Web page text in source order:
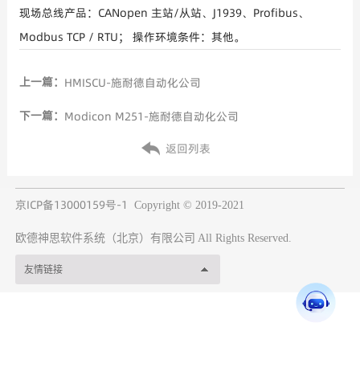
现场总线产品：CANopen 主站/从站、J1939、Profibus、
Modbus TCP / RTU； 操作环境条件：其他。
上一篇： HMISCU-施耐德自动化公司
下一篇： Modicon M251-施耐德自动化公司
返回列表
京ICP备13000159号-1 Copyright © 2019-2021
欧德神思软件系统（北京）有限公司 All Rights Reserved.